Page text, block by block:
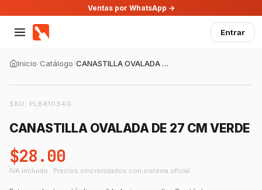
Ventas por WhatsApp →
Entrar
Inicio/Catálogo/ CANASTILLA OVALADA DE 27 CM VERDE
SKU: PLBK1034G
CANASTILLA OVALADA DE 27 CM VERDE
$28.00
IVA incluido · Precios sincronizados con sistema oficial